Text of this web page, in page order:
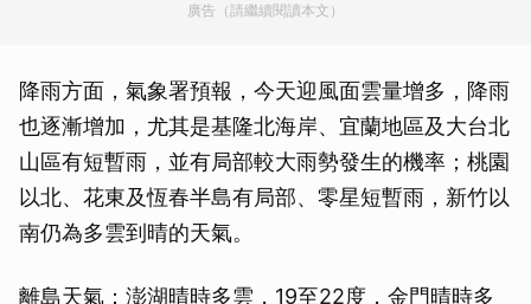
廣告（請繼續閱讀本文）
降雨方面，氣象署預報，今天迎風面雲量增多，降雨
也逐漸增加，尤其是基隆北海岸、宜蘭地區及大台北
山區有短暫雨，並有局部較大雨勢發生的機率；桃園
以北、花東及恆春半島有局部、零星短暫雨，新竹以
南仍為多雲到晴的天氣。
離島天氣：澎湖晴時多雲，19至22度，金門晴時多